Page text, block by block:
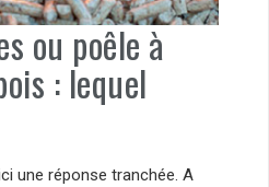
ou poêle à
: lequel
une réponse tranchée. A